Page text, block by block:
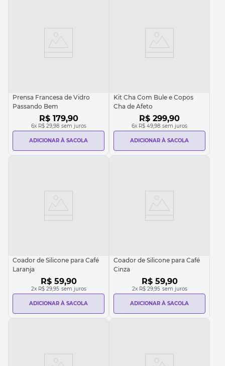
Prensa Francesa de Vidro
Passando Bem
R$ 179,90
6x R$ 29,98 sem juros
ADICIONAR À SACOLA
Kit Cha Com Bule e Copos
Cha de Afeto
R$ 299,90
6x R$ 49,98 sem juros
ADICIONAR À SACOLA
Coador de Silicone para Café
Laranja
R$ 59,90
2x R$ 29,95 sem juros
ADICIONAR À SACOLA
Coador de Silicone para Café
Cinza
R$ 59,90
2x R$ 29,95 sem juros
ADICIONAR À SACOLA